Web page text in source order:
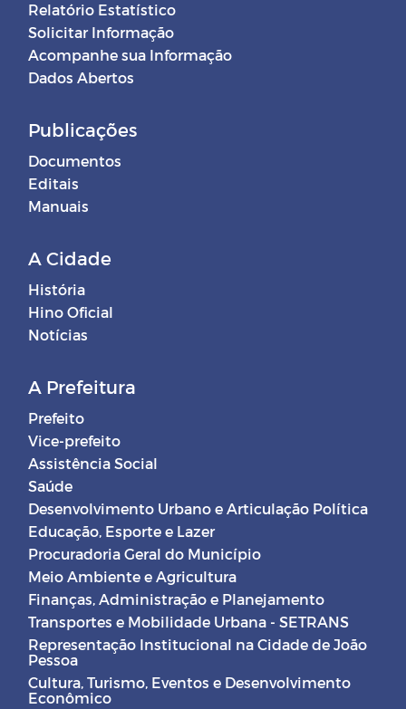
Relatório Estatístico
Solicitar Informação
Acompanhe sua Informação
Dados Abertos
Publicações
Documentos
Editais
Manuais
A Cidade
História
Hino Oficial
Notícias
A Prefeitura
Prefeito
Vice-prefeito
Assistência Social
Saúde
Desenvolvimento Urbano e Articulação Política
Educação, Esporte e Lazer
Procuradoria Geral do Município
Meio Ambiente e Agricultura
Finanças, Administração e Planejamento
Transportes e Mobilidade Urbana - SETRANS
Representação Institucional na Cidade de João
Pessoa
Cultura, Turismo, Eventos e Desenvolvimento
Econômico